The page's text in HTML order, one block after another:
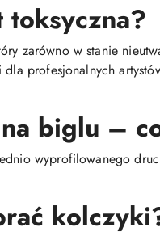
toksyczna?
zarówno w stanie
profesjonalnych
biglu –
wyprofilowanego